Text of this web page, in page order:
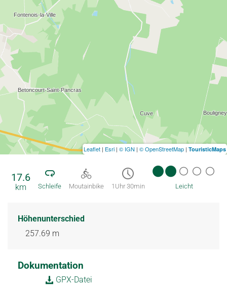
17.6
km Schleife Moutainbike 1Uhr 30min Leicht
Höhenunterschied
257.69 m
Dokumentation
GPX-Datei
Leaflet | Esri | © IGN | © OpenStreetMap | TouristicMaps